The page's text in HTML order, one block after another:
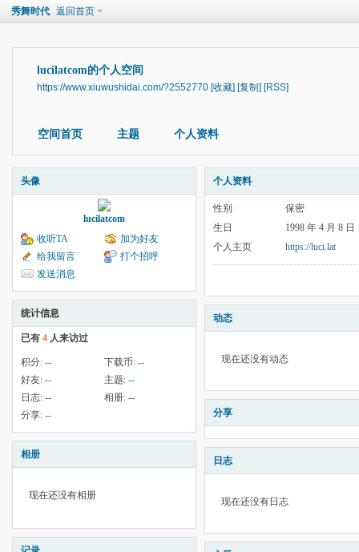
秀舞时代 返回首页
lucilatcom的个人空间
https://www.xiuwushidai.com/?2552770 [收藏] [复制] [RSS]
空间首页 主题 个人资料
头像
lucilatcom
收听TA
加为好友
给我留言
打个招呼
发送消息
统计信息
已有 4 人来访过
积分: -- 下载币: --
好友: -- 主题: --
日志: -- 相册: --
分享: --
相册
现在还没有相册
个人资料
性别
保密
生日
1998 年 4 月 8 日
个人主页
https://luci.lat
动态
现在还没有动态
分享
日志
现在还没有日志